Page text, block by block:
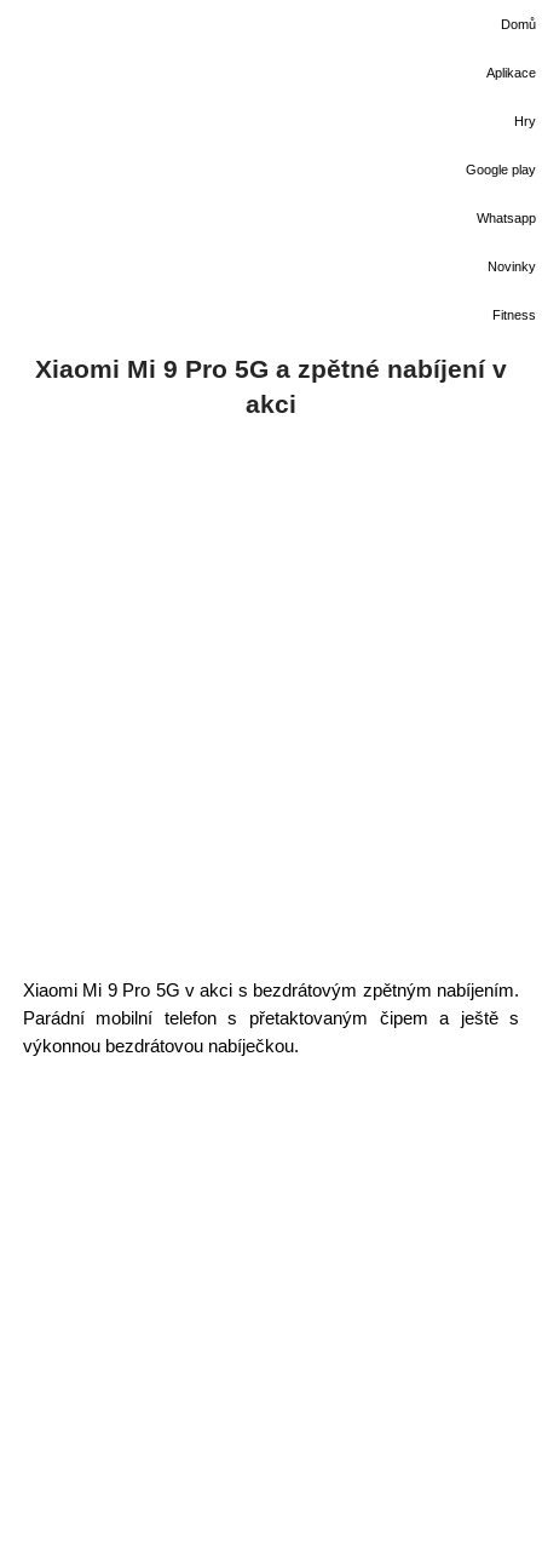
Domů
Aplikace
Hry
Google play
Whatsapp
Novinky
Fitness
Xiaomi Mi 9 Pro 5G a zpětné nabíjení v
akci
Xiaomi Mi 9 Pro 5G v akci s bezdrátovým zpětným nabíjením.
Parádní mobilní telefon s přetaktovaným čipem a ještě s
výkonnou bezdrátovou nabíječkou.